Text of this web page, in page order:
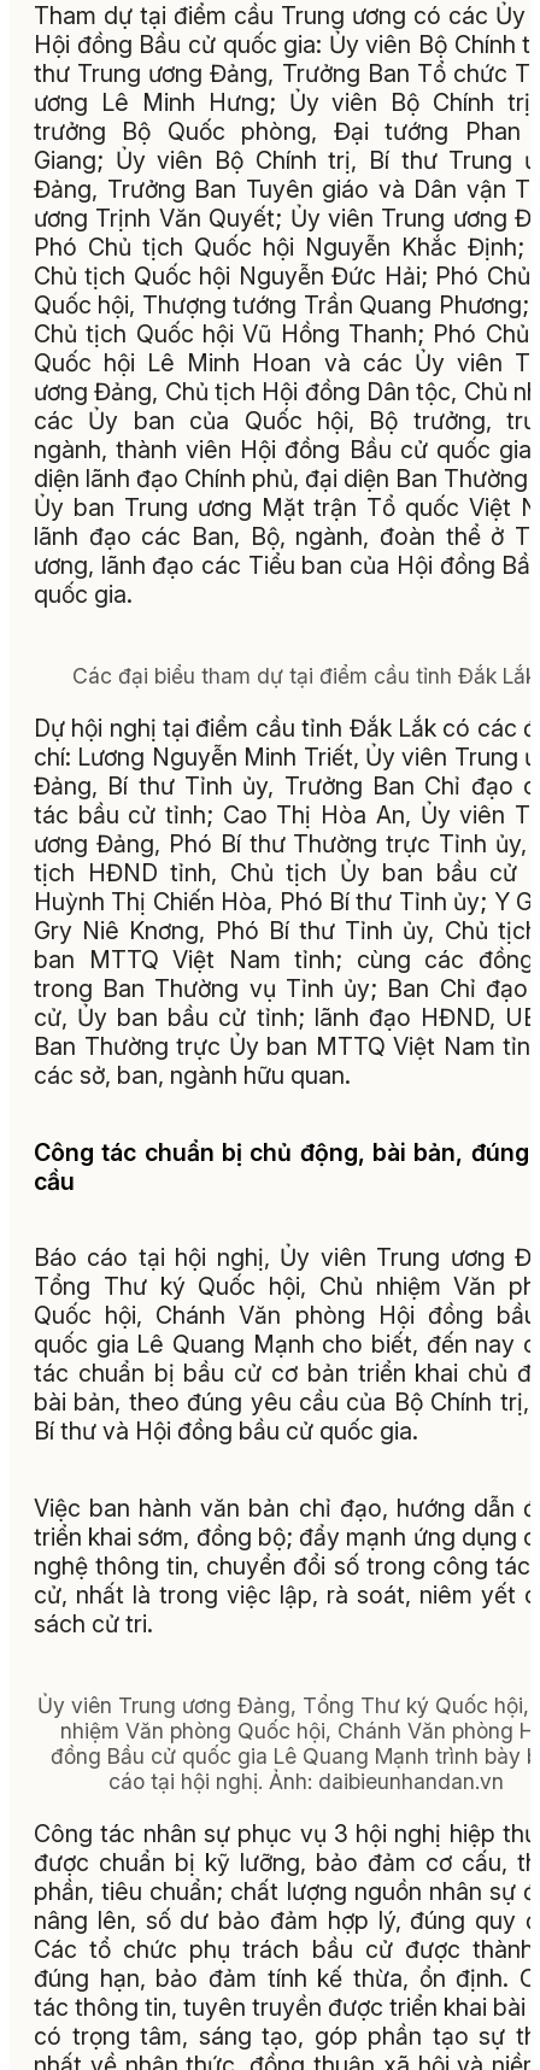
Tham dự tại điểm cầu Trung ương có các Ủy
Hội đồng Bầu cử quốc gia: Ủy viên Bộ Chính
thư Trung ương Đảng, Trưởng Ban Tổ chức
ương Lê Minh Hưng; Ủy viên Bộ Chính
trưởng Bộ Quốc phòng, Đại tướng Phan
Giang; Ủy viên Bộ Chính trị, Bí thư Trung
Đảng, Trưởng Ban Tuyên giáo và Dân vận
ương Trịnh Văn Quyết; Ủy viên Trung ương
Phó Chủ tịch Quốc hội Nguyễn Khắc Định;
Chủ tịch Quốc hội Nguyễn Đức Hải; Phó Chủ
Quốc hội, Thượng tướng Trần Quang Phương;
Chủ tịch Quốc hội Vũ Hồng Thanh; Phó Chủ
Quốc hội Lê Minh Hoan và các Ủy viên
ương Đảng, Chủ tịch Hội đồng Dân tộc, Chủ
các Ủy ban của Quốc hội, Bộ trưởng,
ngành, thành viên Hội đồng Bầu cử quốc
diện lãnh đạo Chính phủ, đại diện Ban Thường
Ủy ban Trung ương Mặt trận Tổ quốc Việt
lãnh đạo các Ban, Bộ, ngành, đoàn thể ở
ương, lãnh đạo các Tiểu ban của Hội đồng
quốc gia.
Các đại biểu tham dự tại điểm cầu tỉnh Đắk Lắk.
Dự hội nghị tại điểm cầu tỉnh Đắk Lắk có các
chí: Lương Nguyễn Minh Triết, Ủy viên Trung
Đảng, Bí thư Tỉnh ủy, Trưởng Ban Chỉ đạo
tác bầu cử tỉnh; Cao Thị Hòa An, Ủy viên
ương Đảng, Phó Bí thư Thường trực Tỉnh ủy,
tịch HĐND tỉnh, Chủ tịch Ủy ban bầu cử
Huỳnh Thị Chiến Hòa, Phó Bí thư Tỉnh ủy; Y
Gry Niê Knơng, Phó Bí thư Tỉnh ủy, Chủ
ban MTTQ Việt Nam tỉnh; cùng các
trong Ban Thường vụ Tỉnh ủy; Ban Chỉ đạo
cử, Ủy ban bầu cử tỉnh; lãnh đạo HĐND,
Ban Thường trực Ủy ban MTTQ Việt Nam
các sở, ban, ngành hữu quan.
Công tác chuẩn bị chủ động, bài bản, đúng
cầu
Báo cáo tại hội nghị, Ủy viên Trung ương
Tổng Thư ký Quốc hội, Chủ nhiệm Văn
Quốc hội, Chánh Văn phòng Hội đồng
quốc gia Lê Quang Mạnh cho biết, đến nay
tác chuẩn bị bầu cử cơ bản triển khai chủ
bài bản, theo đúng yêu cầu của Bộ Chính trị,
Bí thư và Hội đồng bầu cử quốc gia.
Việc ban hành văn bản chỉ đạo, hướng dẫn
triển khai sớm, đồng bộ; đẩy mạnh ứng dụng
nghệ thông tin, chuyển đổi số trong công tác
cử, nhất là trong việc lập, rà soát, niêm yết
sách cử tri.
Ủy viên Trung ương Đảng, Tổng Thư ký Quốc hội,
nhiệm Văn phòng Quốc hội, Chánh Văn phòng
đồng Bầu cử quốc gia Lê Quang Mạnh trình bày
cáo tại hội nghị. Ảnh: daibieunhandan.vn
Công tác nhân sự phục vụ 3 hội nghị hiệp
được chuẩn bị kỹ lưỡng, bảo đảm cơ cấu,
phần, tiêu chuẩn; chất lượng nguồn nhân sự
nâng lên, số dư bảo đảm hợp lý, đúng quy
Các tổ chức phụ trách bầu cử được
đúng hạn, bảo đảm tính kế thừa, ổn định.
tác thông tin, tuyên truyền được triển khai bài
có trọng tâm, sáng tạo, góp phần tạo sự